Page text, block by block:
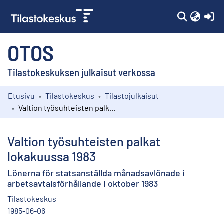
OTOS
Tilastokeskuksen julkaisut verkossa
Kokoelmat
Etusivu Tilastokeskus
Tilastojulkaisut
Valtion työsuhteisten palkat
lokakuussa 1983
Lönerna för statsanställda månadsavlönade i
arbetsavtalsförhållande i oktober 1983
Tilastokeskus
1985-06-06